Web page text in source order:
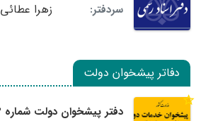
سردفتر:
زهرا عطائی
دفاتر پیشخوان دولت
دفتر پیشخوان دولت شماره 1122